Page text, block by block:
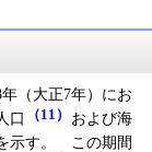
（大正7年）にお
口 （11）
および海
示す。 この期間